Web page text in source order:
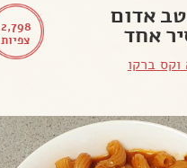
2,798
צפיות
אדום
אחד
וקס ברקו